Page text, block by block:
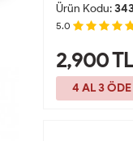
Ürün Kodu:
5.0
2,900TL
4 AL 3 ÖDE